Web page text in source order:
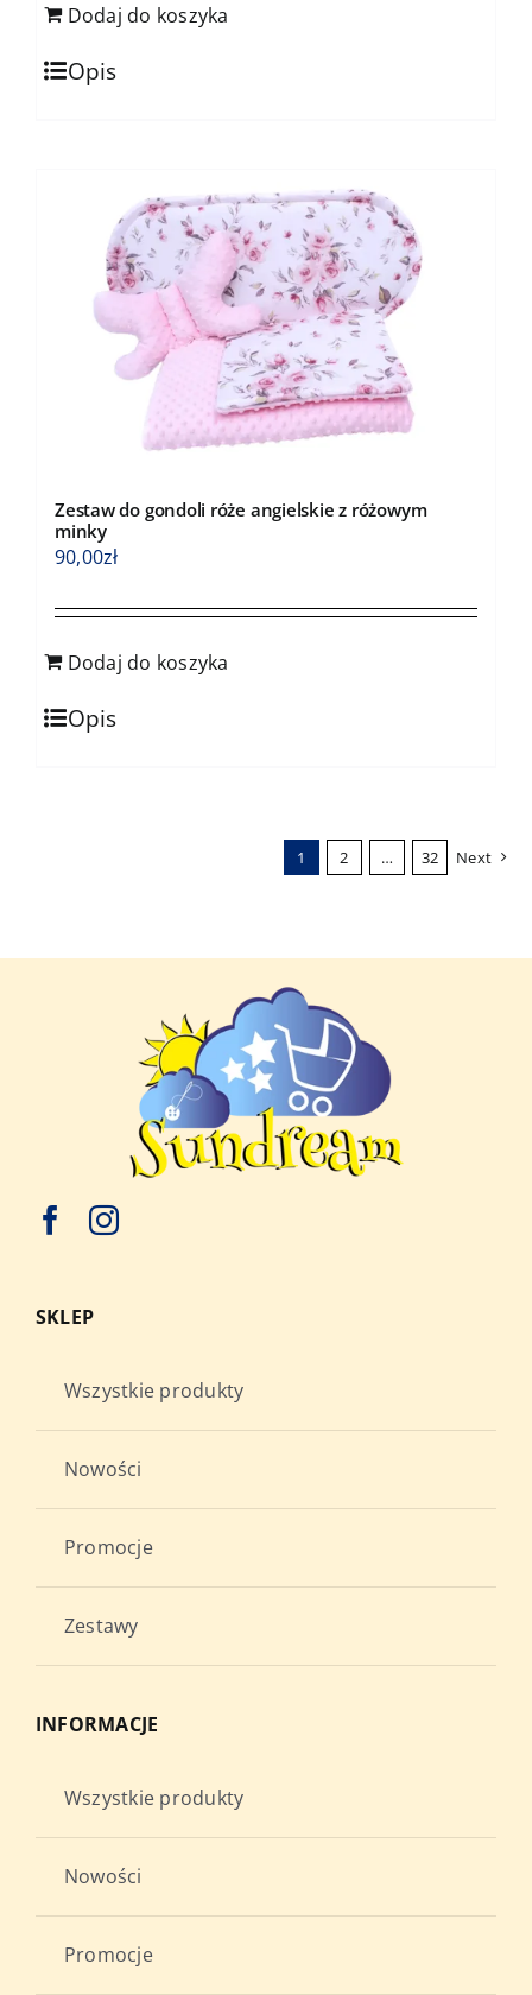
Dodaj do koszyka
Opis
Zestaw do gondoli róże angielskie z różowym
minky
90,00zł
Dodaj do koszyka
Opis
1 2 … 32 Next
SKLEP
Wszystkie produkty
Nowości
Promocje
Zestawy
INFORMACJE
Wszystkie produkty
Nowości
Promocje